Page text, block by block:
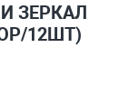
ЗЕРКАЛ
12ШТ)